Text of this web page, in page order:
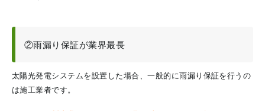
②雨漏り保証が業界最長
太陽光発電システムを設置した場合、一般的に雨漏り保証を行うの
は施工業者です。